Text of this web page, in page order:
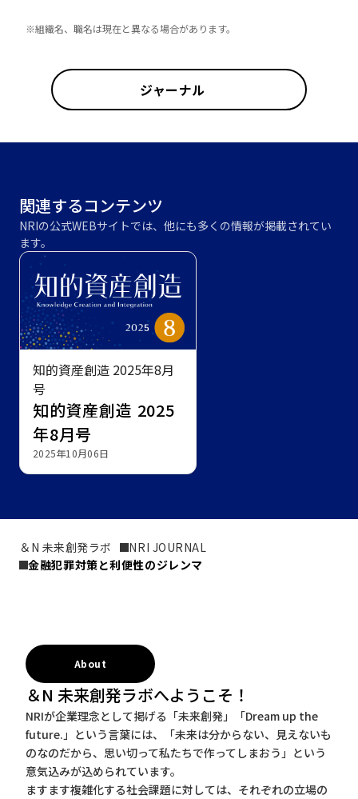
※組織名、職名は現在と異なる場合があります。
ジャーナル
関連するコンテンツ
NRIの公式WEBサイトでは、他にも多くの情報が掲載されてい
ます。
知的資産創造 2025年8月
号
知的資産創造 2025
年8月号
2025年10月06日
＆N 未来創発ラボ
NRI JOURNAL
金融犯罪対策と利便性のジレンマ
About
＆N 未来創発ラボへようこそ！
NRIが企業理念として掲げる「未来創発」「Dream up the
future.」という言葉には、「未来は分からない、見えないも
のなのだから、思い切って私たちで作ってしまおう」という
意気込みが込められています。
ますます複雑化する社会課題に対しては、それぞれの立場の